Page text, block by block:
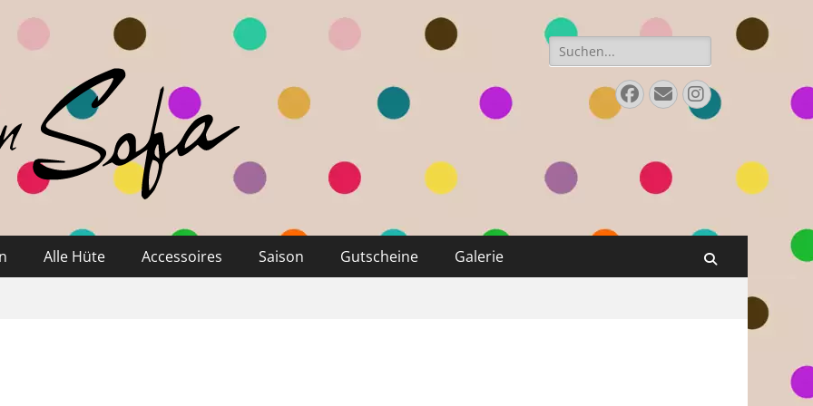
Suchen
nach:
Facebook
E-
Mail
Instagram
Alle Hüte Accessoires Saison Gutscheine Galerie